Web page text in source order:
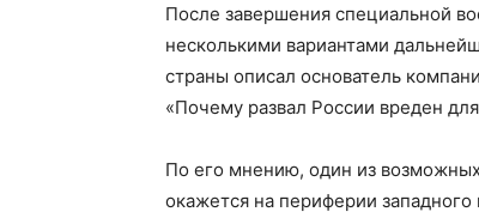
После завершения специальной
несколькими вариантами
страны описал основатель
«Почему развал России вреден
По его мнению, один из
окажется на периферии